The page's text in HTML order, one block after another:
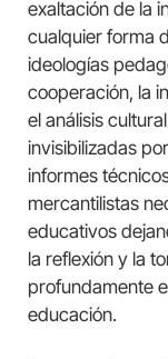
exaltación de la
cualquier forma
ideologías
cooperación, la
el análisis
invisibilizadas
informes
mercantilistas
educativos
la reflexión y la
profundamente
educación.